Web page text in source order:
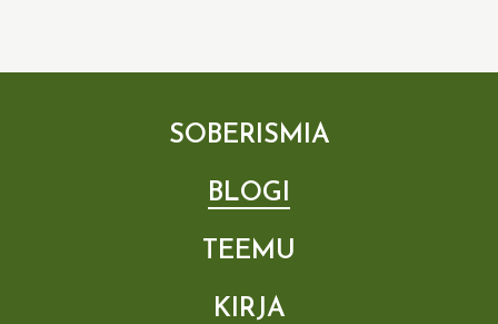
SOBERISMIA
BLOGI
TEEMU
KIRJA